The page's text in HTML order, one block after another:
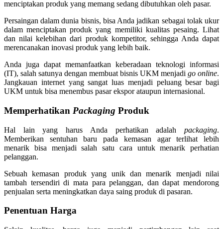
menciptakan produk yang memang sedang dibutuhkan oleh pasar.
Persaingan dalam dunia bisnis, bisa Anda jadikan sebagai tolak ukur
dalam menciptakan produk yang memiliki kualitas pesaing. Lihat
dan nilai kelebihan dari produk kompetitor, sehingga Anda dapat
merencanakan inovasi produk yang lebih baik.
Anda juga dapat memanfaatkan keberadaan teknologi informasi
(IT), salah satunya dengan membuat bisnis UKM menjadi go online.
Jangkauan internet yang sangat luas menjadi peluang besar bagi
UKM untuk bisa menembus pasar ekspor ataupun internasional.
Memperhatikan Packaging Produk
Hal lain yang harus Anda perhatikan adalah packaging.
Memberikan sentuhan baru pada kemasan agar terlihat lebih
menarik bisa menjadi salah satu cara untuk menarik perhatian
pelanggan.
Sebuah kemasan produk yang unik dan menarik menjadi nilai
tambah tersendiri di mata para pelanggan, dan dapat mendorong
penjualan serta meningkatkan daya saing produk di pasaran.
Penentuan Harga